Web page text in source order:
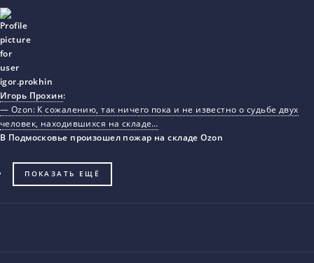
Игорь Прохин:
— Ozon: К сожалению, так ничего пока и не известно о судьбе двух
человек, находившихся на складе…
В Подмосковье произошел пожар на складе Ozon
ПОКАЗАТЬ ЕЩЁ